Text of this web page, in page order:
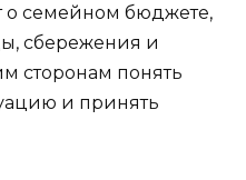
о семейном бюджете,
сбережения и
сторонам понять
и принять